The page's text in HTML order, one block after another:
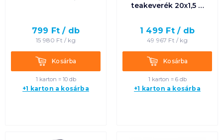
799 Ft / db
15 980 Ft / kg
KosárbaKosárba
1 karton = 10 db
+1 karton a kosárba
teakeverék 20x1,5 g
1 499 Ft / db
49 967 Ft / kg
KosárbaKosárba
1 karton = 6 db
+1 karton a kosárba